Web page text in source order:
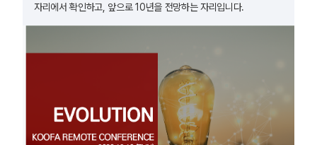
자리에서 확인하고, 앞으로 10년을 전망하는 자리입니다.